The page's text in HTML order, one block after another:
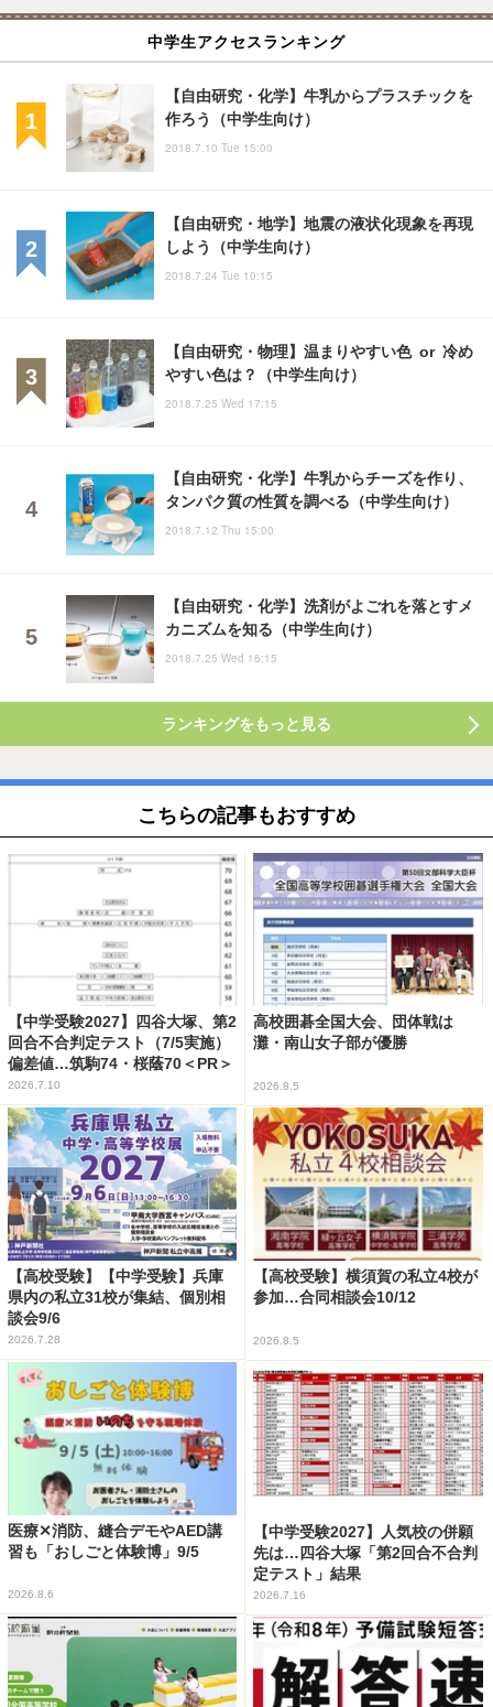
中学生アクセスランキング
【自由研究・化学】牛乳からプラスチックを
作ろう（中学生向け）
2018.7.10 Tue 15:00
【自由研究・地学】地震の液状化現象を再現
しよう（中学生向け）
2018.7.24 Tue 10:15
【自由研究・物理】温まりやすい色 or 冷め
やすい色は？（中学生向け）
2018.7.25 Wed 17:15
【自由研究・化学】牛乳からチーズを作り、
タンパク質の性質を調べる（中学生向け）
2018.7.12 Thu 15:00
【自由研究・化学】洗剤がよごれを落とすメ
カニズムを知る（中学生向け）
2018.7.25 Wed 16:15
ランキングをもっと見る
こちらの記事もおすすめ
【中学受験2027】四谷大塚、第2
回合不合判定テスト（7/5実施）
偏差値…筑駒74・桜蔭70＜PR＞
2026.7.10
高校囲碁全国大会、団体戦は
灘・南山女子部が優勝
2026.8.5
【高校受験】【中学受験】兵庫
県内の私立31校が集結、個別相
談会9/6
2026.7.28
【高校受験】横須賀の私立4校が
参加…合同相談会10/12
2026.8.5
医療✕消防、縫合デモやAED講
習も「おしごと体験博」9/5
2026.8.6
【中学受験2027】人気校の併願
先は…四谷大塚「第2回合不合判
定テスト」結果
2026.7.16